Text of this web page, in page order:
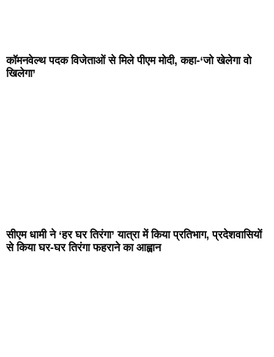
कॉमनवेल्थ पदक विजेताओं से मिले पीएम मोदी, कहा-‘जो खेलेगा वो
खिलेगा’
सीएम धामी ने ‘हर घर तिरंगा’ यात्रा में किया प्रतिभाग, प्रदेशवासियों
से किया घर-घर तिरंगा फहराने का आह्वान